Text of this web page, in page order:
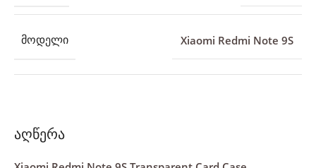
აღწერა
ᲛᲝᲓᲔᲚᲘ Xiaomi Redmi Note 9S